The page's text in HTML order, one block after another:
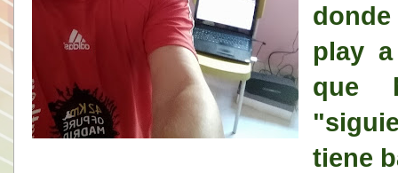
play
que
tiene